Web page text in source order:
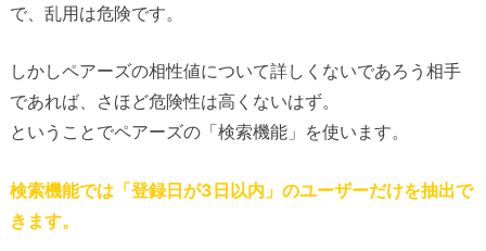
で、乱用は危険です。
しかしペアーズの相性値について詳しくないであろう相手
であれば、さほど危険性は高くないはず。
ということでペアーズの「検索機能」を使います。
検索機能では「登録日が3日以内」のユーザーだけを抽出で
きます。